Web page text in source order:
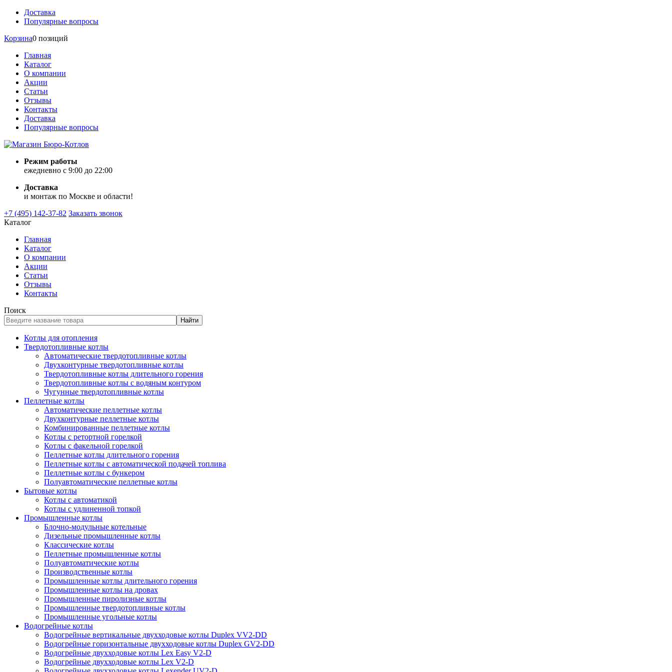
Доставка
Популярные вопросы
Корзина0 позиций
Главная
Каталог
О компании
Акции
Статьи
Отзывы
Контакты
Доставка
Популярные вопросы
Режим работы
ежедневно с 9:00 до 22:00
Доставка
и монтаж по Москве и области!
+7 (495) 142-37-82 Заказать звонок
Каталог
Главная
Каталог
О компании
Акции
Статьи
Отзывы
Контакты
Поиск
Найти
Котлы для отопления
Твердотопливные котлы
Автоматические твердотопливные котлы
Двухконтурные твердотопливные котлы
Твердотопливные котлы длительного горения
Твердотопливные котлы с водяным контуром
Чугунные твердотопливные котлы
Пеллетные котлы
Автоматические пеллетные котлы
Двухконтурные пеллетные котлы
Комбинированные пеллетные котлы
Котлы с ретортной горелкой
Котлы с факельной горелкой
Пеллетные котлы длительного горения
Пеллетные котлы с автоматической подачей топлива
Пеллетные котлы с бункером
Полуавтоматические пеллетные котлы
Бытовые котлы
Котлы с автоматикой
Котлы с удлиненной топкой
Промышленные котлы
Блочно-модульные котельные
Дизельные промышленные котлы
Классические котлы
Пеллетные промышленные котлы
Полуавтоматические котлы
Производственные котлы
Промышленные котлы длительного горения
Промышленные котлы на дровах
Промышленные пиролизные котлы
Промышленные твердотопливные котлы
Промышленные угольные котлы
Водогрейные котлы
Водогрейные вертикальные двухходовые котлы Duplex VV2-DD
Водогрейные горизонтальные двухходовые котлы Duplex GV2-DD
Водогрейные двухходовые котлы Lex Easy V2-D
Водогрейные двухходовые котлы Lex V2-D